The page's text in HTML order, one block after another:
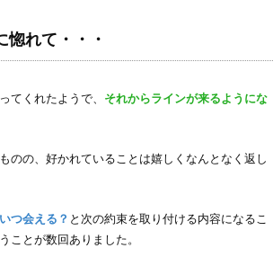
惚れて・・・
てくれたようで、 それからラインが来るようにな
のの、好かれていることは嬉しくなんとなく返し
つ会える？ と次の約束を取り付ける内容になるこ
ことが数回ありました。